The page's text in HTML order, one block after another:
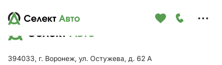
394033, г. Воронеж, ул. Остужева, д. 62 А